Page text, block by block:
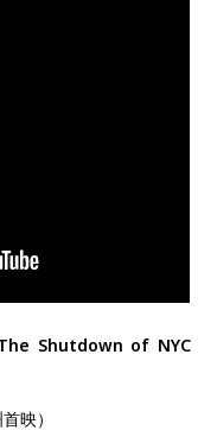
Shutdown of NYC
映）